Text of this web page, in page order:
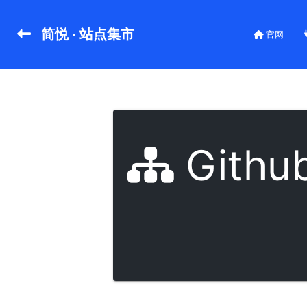
简悦 · 站点集市 官网